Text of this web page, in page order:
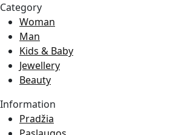
Category
Woman
Man
Kids & Baby
Jewellery
Beauty
Information
Pradžia